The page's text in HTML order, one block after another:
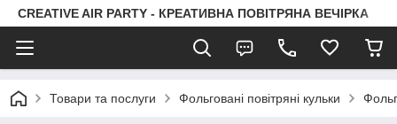
CREATIVE AIR PARTY - КРЕАТИВНА ПОВІТРЯНА ВЕЧІРКА
Товари та послуги Фольговані повітряні кульки